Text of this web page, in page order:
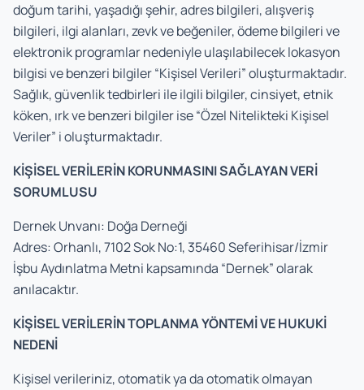
doğum tarihi, yaşadığı şehir, adres bilgileri, alışveriş
bilgileri, ilgi alanları, zevk ve beğeniler, ödeme bilgileri ve
elektronik programlar nedeniyle ulaşılabilecek lokasyon
bilgisi ve benzeri bilgiler “Kişisel Verileri” oluşturmaktadır.
Sağlık, güvenlik tedbirleri ile ilgili bilgiler, cinsiyet, etnik
köken, ırk ve benzeri bilgiler ise “Özel Nitelikteki Kişisel
Veriler” i oluşturmaktadır.
KİŞİSEL VERİLERİN KORUNMASINI SAĞLAYAN VERİ
SORUMLUSU
Dernek Unvanı: Doğa Derneği
Adres: Orhanlı, 7102 Sok No:1, 35460 Seferihisar/İzmir
İşbu Aydınlatma Metni kapsamında “Dernek” olarak
anılacaktır.
KİŞİSEL VERİLERİN TOPLANMA YÖNTEMİ VE HUKUKİ
NEDENİ
Kişisel verileriniz, otomatik ya da otomatik olmayan